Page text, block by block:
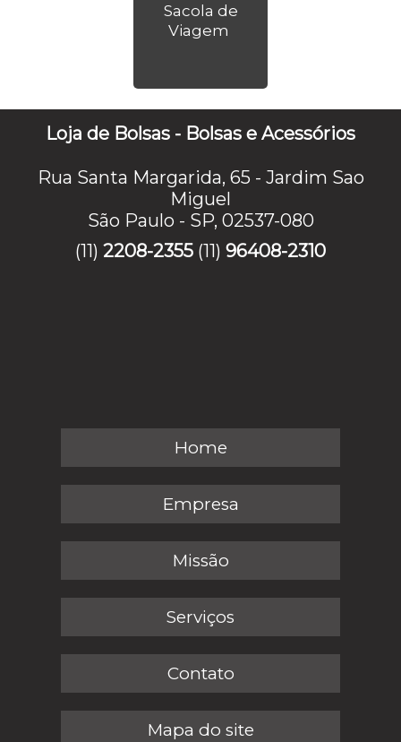
Sacola de
Viagem
Loja de Bolsas - Bolsas e Acessórios
Rua Santa Margarida, 65 - Jardim Sao
Miguel
São Paulo - SP, 02537-080
(11) 2208-2355 (11) 96408-2310
Home
Empresa
Missão
Serviços
Contato
Mapa do site